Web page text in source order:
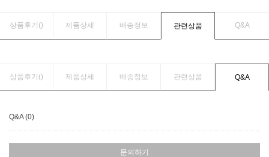
상품후기() 제품상세 배송정보 관련상품 Q&A
상품후기() 제품상세 배송정보 관련상품 Q&A
Q&A (0)
문의하기